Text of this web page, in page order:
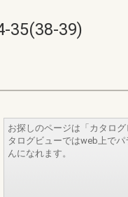
35(38-39)
お探しのページは「カタロ
タログビューではweb上で
んになれます。